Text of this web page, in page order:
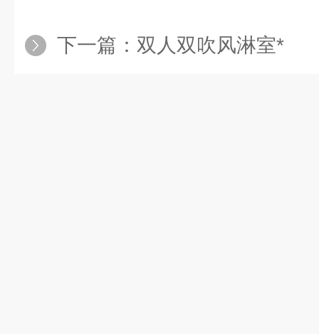
下一篇： 双人双吹风淋室*